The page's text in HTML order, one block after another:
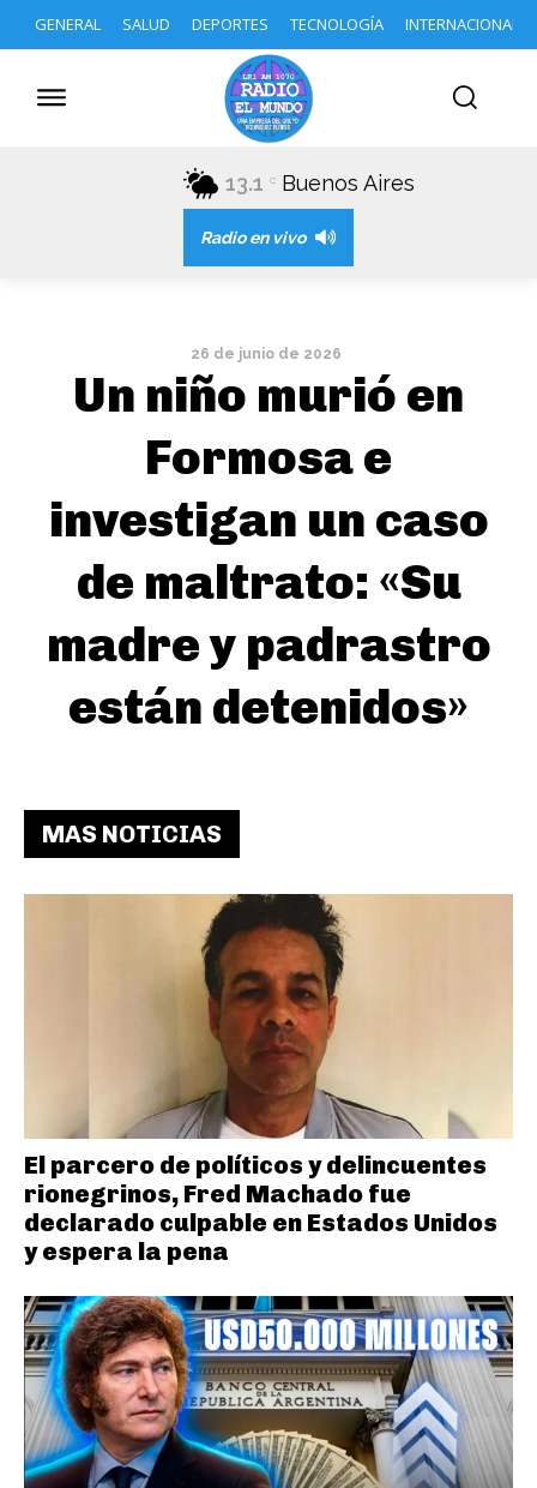
GENERAL SALUD DEPORTES TECNOLOGÍA INTERNACIONAL
13.1 C Buenos Aires
Radio en vivo
26 de junio de 2026
Un niño murió en
Formosa e
investigan un caso
de maltrato: «Su
madre y padrastro
están detenidos»
MAS NOTICIAS
El parcero de políticos y delincuentes
rionegrinos, Fred Machado fue
declarado culpable en Estados Unidos
y espera la pena